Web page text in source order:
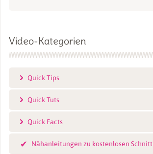
Video-Kategorien
Quick Tips
Quick Tuts
Quick Facts
Nähanleitungen zu kostenlosen